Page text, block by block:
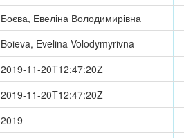
Боєва, Евеліна Володимирівна
Boieva, Evelina Volodymyrivna
2019-11-20T12:47:20Z
2019-11-20T12:47:20Z
2019